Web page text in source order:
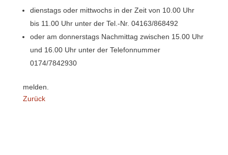
dienstags oder mittwochs in der Zeit von 10.00 Uhr
bis 11.00 Uhr unter der Tel.-Nr. 04163/868492
oder am donnerstags Nachmittag zwischen 15.00 Uhr
und 16.00 Uhr unter der Telefonnummer
0174/7842930
melden.
Zurück